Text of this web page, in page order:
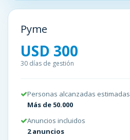
Pyme
USD 300
30 días de gestión
Personas alcanzadas estimadas
Más de 50.000
Anuncios incluidos
2 anuncios